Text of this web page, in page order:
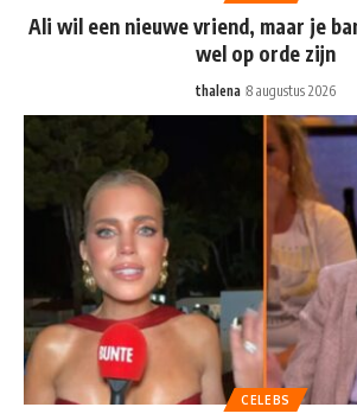
Ali wil een nieuwe vriend, maar je
wel op orde zijn
thalena 8 augustus 2026
CELEBS